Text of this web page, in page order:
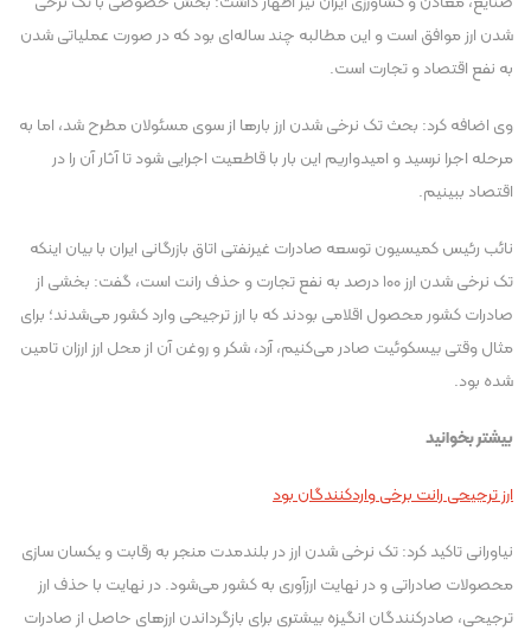
شدن ارز موافق است و این مطالبه چند ساله‌ای بود که در صورت عملیاتی شدن
به نفع اقتصاد و تجارت است.
وی اضافه کرد: بحث تک نرخی شدن ارز بار‌ها از سوی مسئولان مطرح شد، اما به
مرحله اجرا نرسید و امیدواریم این بار با قاطعیت اجرایی شود تا آثار آن را در
اقتصاد ببینیم.
نائب رئیس کمیسیون توسعه صادرات غیرنفتی اتاق بازرگانی ایران با بیان اینکه
تک نرخی شدن ارز ۱۰۰ درصد به نفع تجارت و حذف رانت است، گفت: بخشی از
صادرات کشور محصول اقلامی بودند که با ارز ترجیحی وارد کشور می‌شدند؛ برای
مثال وقتی بیسکوئیت صادر می‌کنیم، آرد، شکر و روغن آن از محل ارز ارزان تامین
شده بود.
بیشتر بخوانید
ارز ترجیحی رانت برخی واردکنندگان بود
نیاورانی تاکید کرد: تک نرخی شدن ارز در بلندمدت منجر به رقابت و یکسان سازی
محصولات صادراتی و در نهایت ارزآوری به کشور می‌شود. در نهایت با حذف ارز
ترجیحی، صادرکنندگان انگیزه بیشتری برای بازگرداندن ارز‌های حاصل از صادرات